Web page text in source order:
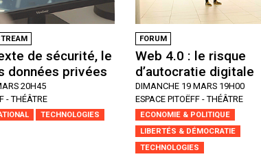
de sécurité, le
données privées
20H45
- THÉÂTRE
TECHNOLOGIES
FORUM
Web 4.0 : le risque
d’autocratie digitale
DIMANCHE 19 MARS 19H00
ESPACE PITOËFF - THÉÂTRE
ECONOMIE & POLITIQUE
LIBERTÉS & DÉMOCRATIE
TECHNOLOGIES